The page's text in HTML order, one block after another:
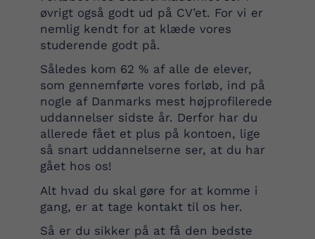
øvrigt også godt ud på CV’et. For vi er
nemlig kendt for at klæde vores
studerende godt på.
Således kom 62 % af alle de elever,
som gennemførte vores forløb, ind på
nogle af Danmarks mest højprofilerede
uddannelser sidste år. Derfor har du
allerede fået et plus på kontoen, lige
så snart uddannelserne ser, at du har
gået hos os!
Alt hvad du skal gøre for at komme i
gang, er at tage kontakt til os her.
Så er du sikker på at få den bedste